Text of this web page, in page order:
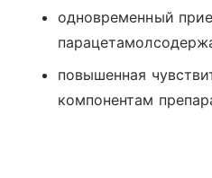
одновременный
повышенная
компонентам